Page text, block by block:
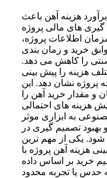
هزینه آهن باعث
های مالی پروژه
اطلاعات پروژه،
خرید و زمان بندی
را کاهش می دهد.
هزینه را پیش بینی
پروژه نشان دهد. این
و مقدار خرید آهن را
هزینه های احتمالی
به ابزاری موثر
تصمیم گیری در
یکی از مهم ترین
هزینه آهن پروژه با
خرید بر اساس داده